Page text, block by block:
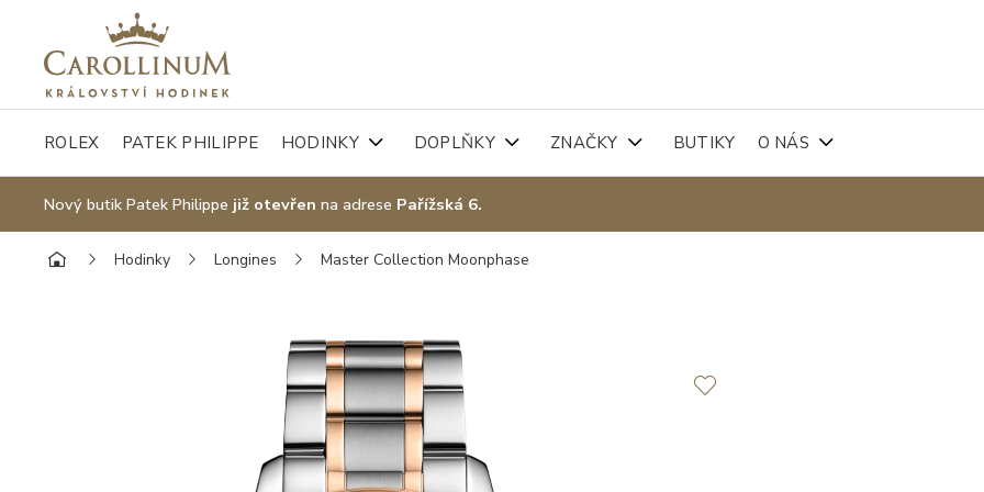
ROLEX PATEK PHILIPPE HODINKY DOPLŇKY ZNAČKY BUTIKY O NÁS
Nový butik Patek Philippe již otevřen na adrese Pařížská 6.
Hodinky Longines Master Collection Moonphase